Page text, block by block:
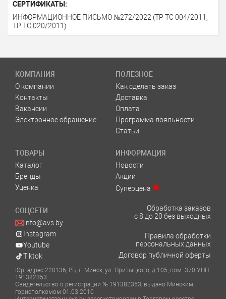
СЕРТИФИКАТЫ:
ИНФОРМАЦИОННОЕ ПИСЬМО №272/2022 (ТР ТС 004/2011,
ТР ТС 020/2011)
КОМПАНИЯ
О компании
Контакты
Вакансии
Электронное обращение
ПОЛЕЗНОЕ
Как сделать заказ
Доставка
Оплата
Программа лояльности
Статьи
ТОВАРЫ
Каталог
Бренды
Уценка
ИНФОРМАЦИЯ
Новости
Акции
Суперцена
СОЦСЕТИ
info@avs.by
Instagram
Youtube
Tiktok
Обработка заказов
с 8 до 20 без выходных
Правила обработки
персональных данных
Договор публичной оферты
Юр. адрес 220136, РБ, г. Минск, ул. Притыцкого, д.105, пом. 370 УНП
191382353
Свидетельство о регистрации № 191382353, выдано Минским
горисполкомом 01.03.2010